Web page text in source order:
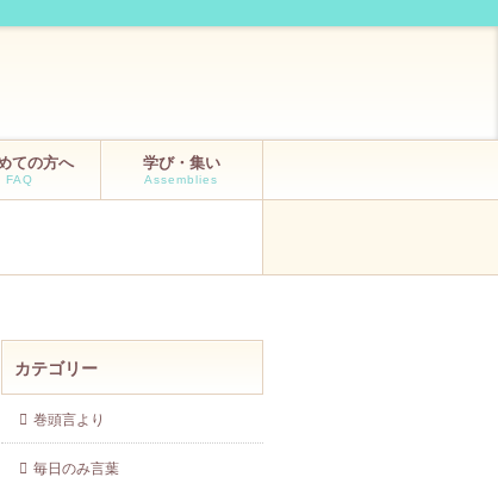
ての方へ
FAQ
学び・集い
Assemblies
カテゴリー
巻頭言より
毎日のみ言葉